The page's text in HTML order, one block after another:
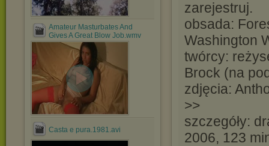
Amateur Masturbates And
Gives A Great Blow Job.wmv
Casta e pura.1981.avi
zarejestruj.
obsada:
Washington
twórcy:
Brock (na
zdjęcia:
>>
szczegóły:
2006, 123